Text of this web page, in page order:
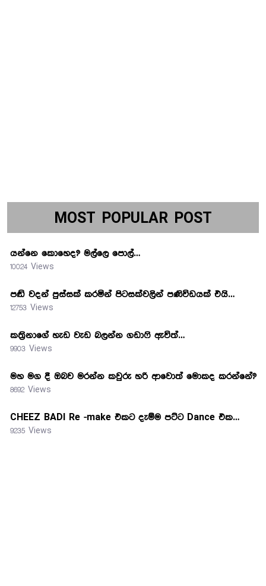
MOST POPULAR POST
යන්නෙ කොහෙද? මල්ලෙ පොල්…
10024 Views
පඬි වදන් පුස්සක් කරමින් පිටසක්වලින් පණිවිඩයක් එයි…
12753 Views
කත්‍රිනාගේ හැඩ වැඩ බලන්න ගඩාෆි ඇවිත්…
9903 Views
මහ මග දී ඔබව මරන්න කවුරු හරි ආවොත් මොකද කරන්නේ?
8692 Views
CHEEZ BADI Re -make එකට දැම්ම පට්ට Dance එක…
9235 Views